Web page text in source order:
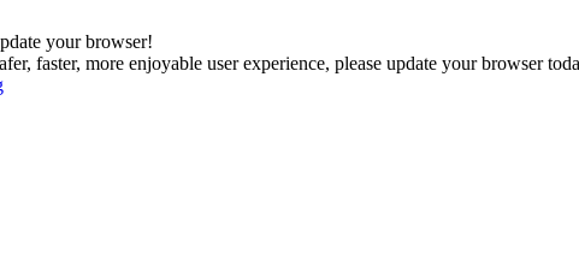
your browser!
faster, more enjoyable user experience, please update your browser